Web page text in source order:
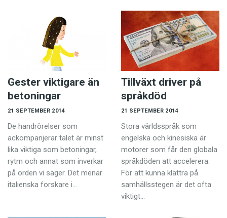
Gester viktigare än
betoningar
21 SEPTEMBER 2014
De handrörelser som
ackompanjerar talet är minst
lika viktiga som betoningar,
rytm och annat som inverkar
på orden vi säger. Det menar
italienska forskare i…
Tillväxt driver på
språkdöd
21 SEPTEMBER 2014
Stora världsspråk som
engelska och kinesiska är
motorer som får den globala
språkdöden att accelerera.
För att kunna klättra på
samhällsstegen är det ofta
viktigt…